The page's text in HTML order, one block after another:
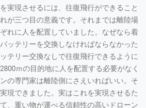
実現させるには、往復飛行ができること
が三つ目の意義です。それまでは離陸場
れに人を配置していました。なぜなら着
ッテリーを交換しなければならなかった
テリー交換なしで往復飛行できるように
ｍの目的地に人を配置する必要がなく
の専門家は離陸側にさえいればいい。そ
現できました。実はこれを実現させるた
、重い物が運べる信頼性の高いドローン